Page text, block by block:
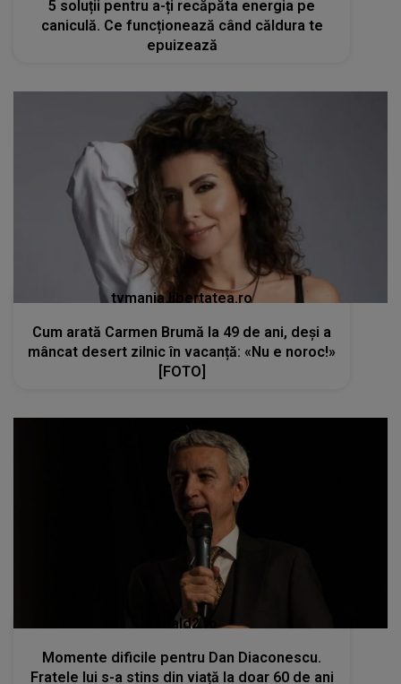
tvmania.libertatea.ro
Cum arată Carmen Brumă la 49 de ani, deși a
mâncat desert zilnic în vacanță: «Nu e noroc!»
[FOTO]
Momente dificile pentru Dan Diaconescu.
Fratele lui s-a stins din viață la doar 60 de ani